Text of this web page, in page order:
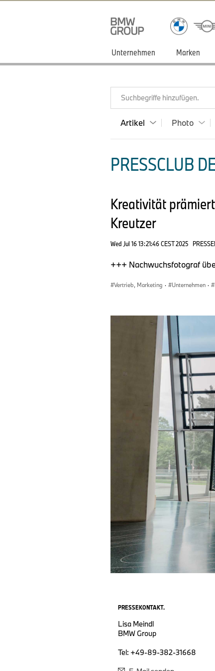
Unternehmen Marken
Suchbegriffe hinzufügen.
Artikel Photo
PRESSCLUB
Kreativität
Kreutzer
Wed Jul 16 13:21:46 CEST 2025
+++ Nachwuchsfotograf
Vertrieb, Marketing · Unternehmen ·
PRESSEKONTAKT.
Lisa Meindl
BMW Group
Tel: +49-89-382-31668